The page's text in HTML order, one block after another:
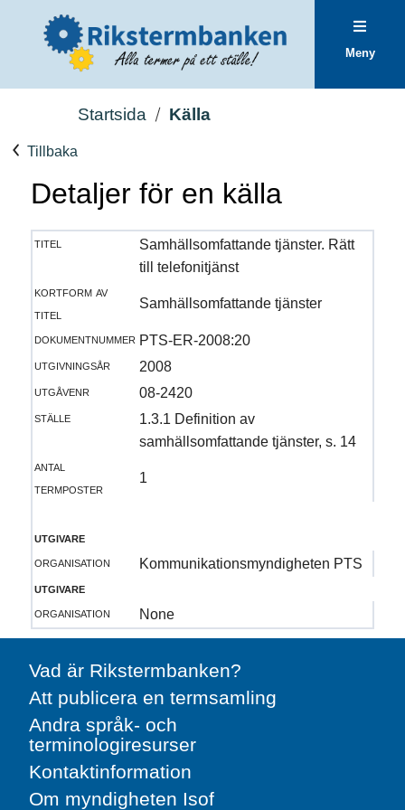
Meny
Startsida Källa
Tillbaka
Detaljer för en källa
titel
Samhällsomfattande tjänster. Rätt
till telefonitjänst
kortform av
titel
Samhällsomfattande tjänster
dokumentnummer PTS-ER-2008:20
utgivningsår
2008
utgåvenr
08-2420
ställe
1.3.1 Definition av
samhällsomfattande tjänster, s. 14
antal
termposter
1
utgivare
organisation
Kommunikationsmyndigheten PTS
utgivare
organisation
None
Vad är Rikstermbanken?
Att publicera en termsamling
Andra språk- och
terminologiresurser
Kontaktinformation
Om myndigheten Isof